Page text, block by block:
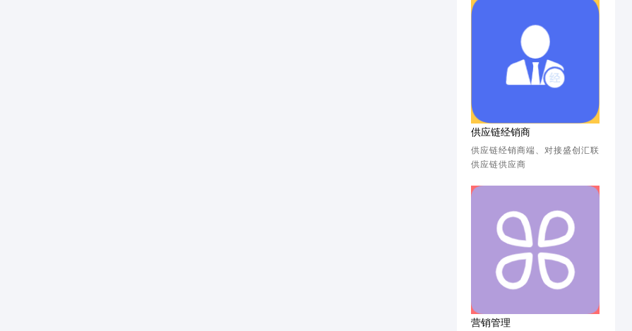
供应链经销商
供应链经销商端、对接盛创汇联
供应链供应商
营销管理